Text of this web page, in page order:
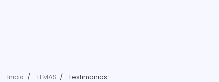
Inicio TEMAS Testimonios